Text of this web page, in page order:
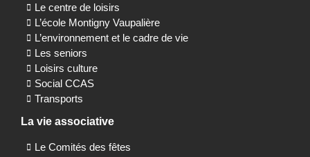
Le centre de loisirs
L’école Montigny Vaupalière
L’environnement et le cadre de vie
Les seniors
Loisirs culture
Social CCAS
Transports
La vie associative
Le Comités des fêtes